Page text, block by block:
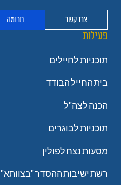
צרו קשר תרומה
פעילות
תוכניות לחיילים
בית החייל הבודד
הכנה לצה"ל
תוכניות לבוגרים
מסעות נצח לפולין
רשת ישיבות ההסדר "בצוותא"